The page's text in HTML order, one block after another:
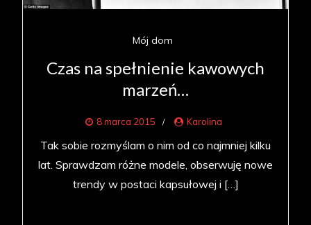
Mój dom
Czas na spełnienie kawowych
marzeń…
8 marca 2015 Karolina
Tak sobie rozmyślam o nim od co najmniej kilku
lat. Sprawdzam różne modele, obserwuję nowe
trendy w postaci kapsułowej i […]